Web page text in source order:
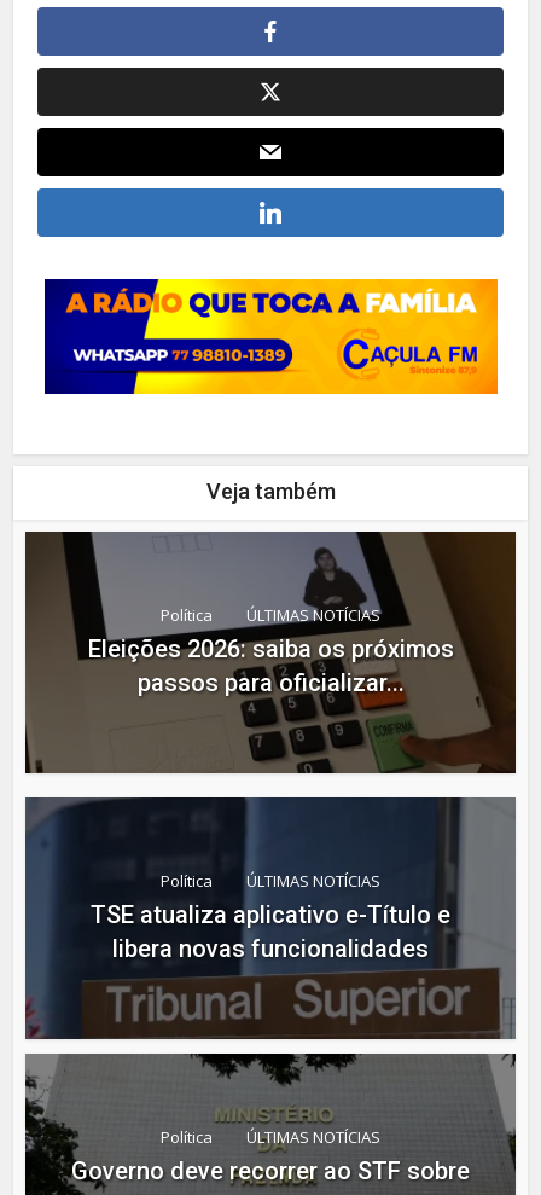
Veja também
Política ÚLTIMAS NOTÍCIAS
Eleições 2026: saiba os próximos
passos para oficializar...
Política ÚLTIMAS NOTÍCIAS
TSE atualiza aplicativo e-Título e
libera novas funcionalidades
Política ÚLTIMAS NOTÍCIAS
Governo deve recorrer ao STF sobre